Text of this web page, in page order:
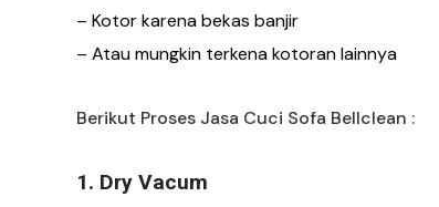
– Kotor karena bekas banjir
– Atau mungkin terkena kotoran lainnya
Berikut Proses Jasa Cuci Sofa Bellclean :
1. Dry Vacum